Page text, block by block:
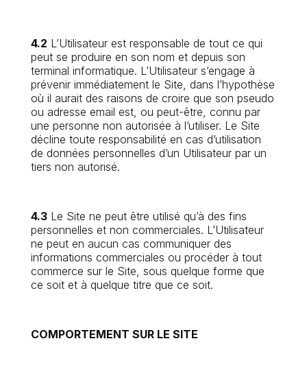
4.2 L’Utilisateur est responsable de tout ce qui
peut se produire en son nom et depuis son
terminal informatique. L’Utilisateur s’engage à
prévenir immédiatement le Site, dans l’hypothèse
où il aurait des raisons de croire que son pseudo
ou adresse email est, ou peut-être, connu par
une personne non autorisée à l’utiliser. Le Site
décline toute responsabilité en cas d’utilisation
de données personnelles d’un Utilisateur par un
tiers non autorisé.
4.3Le Site ne peut être utilisé qu’à des fins
personnelles et non commerciales. L’Utilisateur
ne peut en aucun cas communiquer des
informations commerciales ou procéder à tout
commerce sur le Site, sous quelque forme que
ce soit et à quelque titre que ce soit.
COMPORTEMENT SUR LE SITE